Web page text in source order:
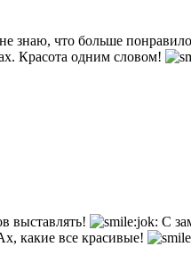
знаю, что больше
Красота одним словом!
выставлять!
С
какие все красивые!